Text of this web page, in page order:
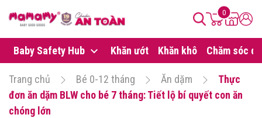
0
Baby Safety Hub Khăn ướt Khăn khô Chăm sóc da
Trang chủ Bé 0-12 tháng Ăn dặm
Thực
đơn ăn dặm BLW cho bé 7 tháng: Tiết lộ bí quyết con ăn
chóng lớn